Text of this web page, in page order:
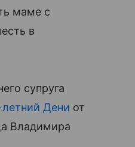
маме с
в
супруга
летний Дени от
Владимира